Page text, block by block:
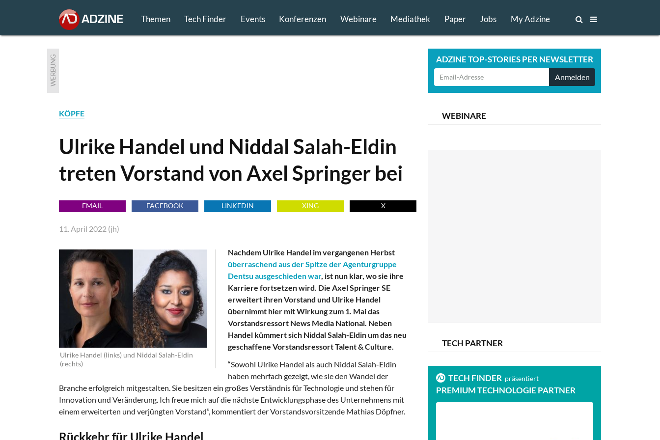
Themen Tech Finder Events Konferenzen Webinare Mediathek Paper Jobs My Adzine
WERBUNG ADZINE TOP-STORIES PER NEWSLETTER
Anmelden
KÖPFE
Ulrike Handel und Niddal Salah-Eldin
treten Vorstand von Axel Springer bei
EMAIL FACEBOOK LINKEDIN XING X
11. April 2022 (jh)
Ulrike Handel (links) und Niddal Salah-Eldin
(rechts)
Nachdem Ulrike Handel im vergangenen Herbst
überraschend aus der Spitze der Agenturgruppe
Dentsu ausgeschieden war, ist nun klar, wo sie ihre
Karriere fortsetzen wird. Die Axel Springer SE
erweitert ihren Vorstand und Ulrike Handel
übernimmt hier mit Wirkung zum 1. Mai das
Vorstandsressort News Media National. Neben
Handel kümmert sich Niddal Salah-Eldin um das neu
geschaffene Vorstandsressort Talent & Culture.
“Sowohl Ulrike Handel als auch Niddal Salah-Eldin
haben mehrfach gezeigt, wie sie den Wandel der
Branche erfolgreich mitgestalten. Sie besitzen ein großes Verständnis für Technologie und stehen für
Innovation und Veränderung. Ich freue mich auf die nächste Entwicklungsphase des Unternehmens mit
einem erweiterten und verjüngten Vorstand”, kommentiert der Vorstandsvorsitzende Mathias Döpfner.
Rückkehr für Ulrike Handel
WEBINARE
TECH PARTNER
TECH FINDER präsentiert
PREMIUM TECHNOLOGIE PARTNER